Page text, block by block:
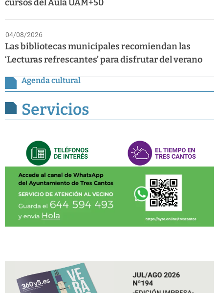
cursos del Aula UAM+50
04/08/2026
Las bibliotecas municipales recomiendan las
‘Lecturas refrescantes’ para disfrutar del verano
Agenda cultural
Servicios